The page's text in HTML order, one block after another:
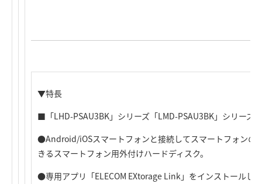
▼特長
■「LHD-PSAU3BK」シリーズ「LMD-PSAU3BK」シリーズ
●Android/iOSスマートフォンと接続してスマートフォンの
きるスマートフォン用外付けハードディスク。
●専用アプリ「ELECOM EXtorage Link」をインストールし